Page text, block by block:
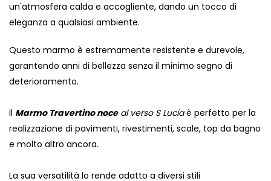
un'atmosfera calda e accogliente, dando un tocco di
eleganza a qualsiasi ambiente.
Questo marmo è estremamente resistente e durevole,
garantendo anni di bellezza senza il minimo segno di
deterioramento.
Il Marmo Travertino noceal verso S Luciaè perfetto per la
realizzazione di pavimenti, rivestimenti, scale, top da bagno
e molto altro ancora.
La sua versatilità lo rende adatto a diversi stili